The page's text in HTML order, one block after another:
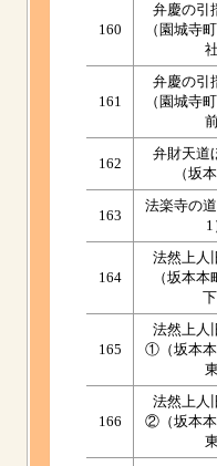
160
弁慶の引
（園城寺
161
弁慶の引
（園城寺
162
弁財天道
（坂
163
法楽寺の
1
164
法然上人
（坂本
下
165
法然上人
①（坂本
166
法然上人
②（坂本